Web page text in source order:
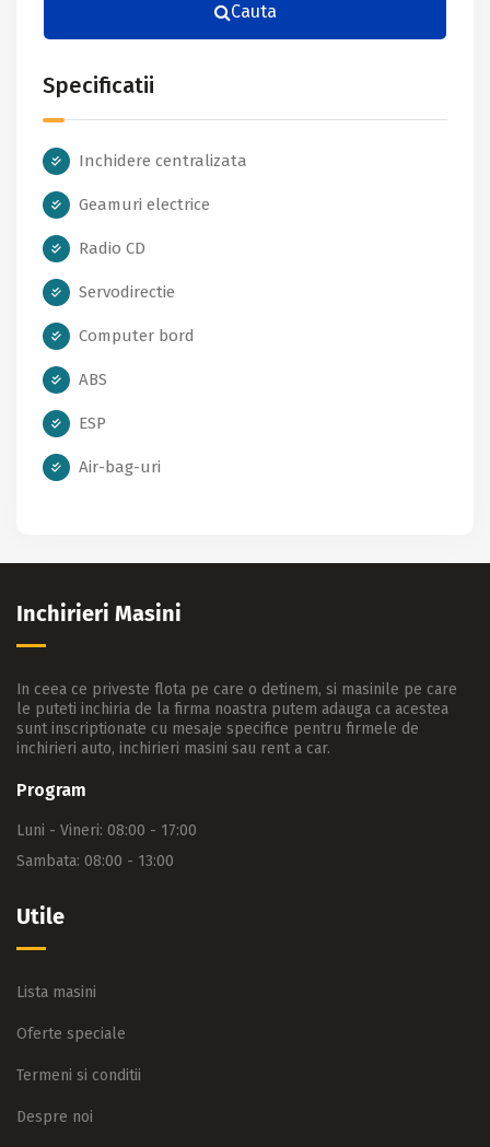
Cauta
Specificatii
Inchidere centralizata
Geamuri electrice
Radio CD
Servodirectie
Computer bord
ABS
ESP
Air-bag-uri
Inchirieri Masini
In ceea ce priveste flota pe care o detinem, si masinile pe care
le puteti inchiria de la firma noastra putem adauga ca acestea
sunt inscriptionate cu mesaje specifice pentru firmele de
inchirieri auto, inchirieri masini sau rent a car.
Program
Luni - Vineri: 08:00 - 17:00
Sambata: 08:00 - 13:00
Utile
Lista masini
Oferte speciale
Termeni si conditii
Despre noi